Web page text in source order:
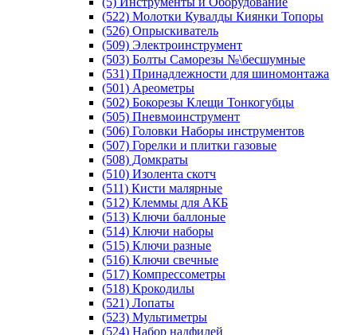
(522) Молотки Кувалды Киянки Топоры
(526) Опрыскиватель
(509) Электроинструмент
(503) Болты Саморезы №\бесшумные
(531) Принадлежности для шиномонтажа
(501) Ареометры
(502) Бокорезы Клещи Тонкогубцы
(505) Пневмоинструмент
(506) Головки Наборы инструментов
(507) Горелки и плитки газовые
(508) Домкраты
(510) Изолента скотч
(511) Кисти малярные
(512) Клеммы для АКБ
(513) Ключи баллоные
(514) Ключи наборы
(515) Ключи разные
(516) Ключи свечные
(517) Компрессометры
(518) Крокодилы
(521) Лопаты
(523) Мультиметры
(524) Набор надфилей